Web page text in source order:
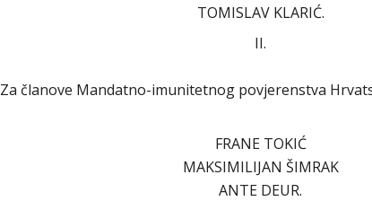
TOMISLAV KLARIĆ.
II.
Za članove Mandatno-imunitetnog povjerenstva
FRANE TOKIĆ
MAKSIMILIJAN ŠIMRAK
ANTE DEUR.